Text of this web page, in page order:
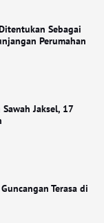
Sebagai
Perumahan
Jaksel, 17
Terasa di